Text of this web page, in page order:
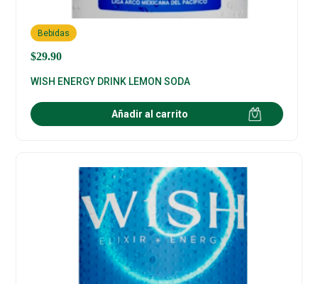
$29.90
Bebidas
WISH ENERGY DRINK LEMON SODA
Añadir al carrito